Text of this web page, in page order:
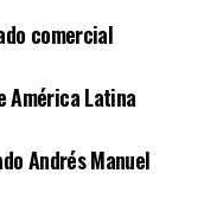
comercial
América Latina
Andrés Manuel